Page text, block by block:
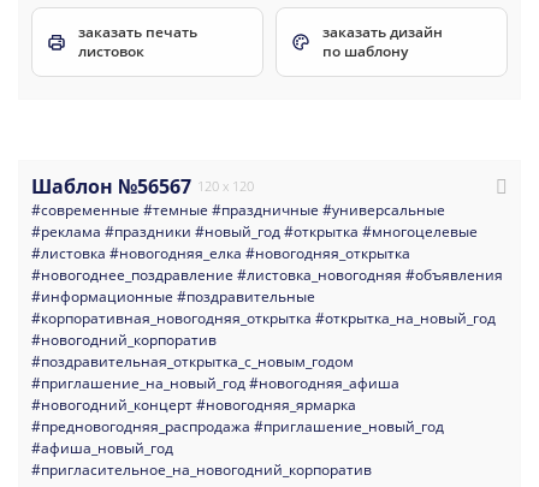
заказать печать
листовок
заказать дизайн
по шаблону
Шаблон №56567 120 x 120
#современные #темные #праздничные #универсальные
#реклама #праздники #новый_год#открытка #многоцелевые
#листовка #новогодняя_елка #новогодняя_открытка
#новогоднее_поздравление #листовка_новогодняя #объявления
#информационные #поздравительные
#корпоративная_новогодняя_открытка #открытка_на_новый_год
#новогодний_корпоратив
#поздравительная_открытка_с_новым_годом
#приглашение_на_новый_год#новогодняя_афиша
#новогодний_концерт#новогодняя_ярмарка
#предновогодняя_распродажа #приглашение_новый_год
#афиша_новый_год
#пригласительное_на_новогодний_корпоратив